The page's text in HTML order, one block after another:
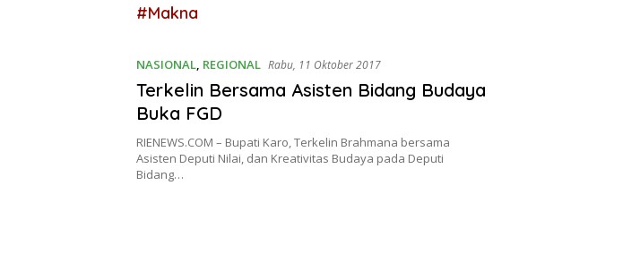
#Makna
NASIONAL, REGIONAL Rabu, 11 Oktober 2017
Terkelin Bersama Asisten Bidang Budaya
Buka FGD
RIENEWS.COM – Bupati Karo, Terkelin Brahmana bersama
Asisten Deputi Nilai, dan Kreativitas Budaya pada Deputi
Bidang…